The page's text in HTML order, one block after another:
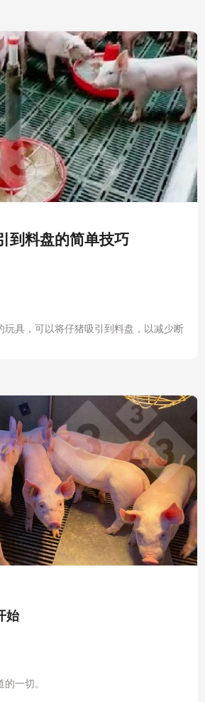
到料盘的简单技巧
玩具，可以将仔猪吸引到料盘，以减少断
始
一切。